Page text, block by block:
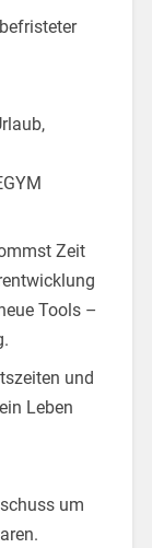
Zeit
Tools –
und
Leben
um